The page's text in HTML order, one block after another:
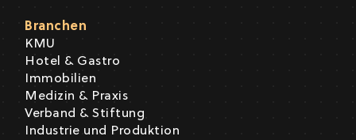
Branchen
KMU
Hotel & Gastro
Immobilien
Medizin & Praxis
Verband & Stiftung
Industrie und Produktion